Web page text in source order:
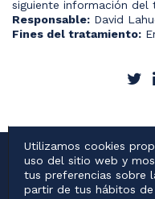
siguiente información del
Responsable: David
Fines del tratamiento:
supresión, limitación y
Política de
Condiciones de
Registro de
Utilizamos cookies
uso del sitio web y
tus preferencias sobre
partir de tus hábitos de